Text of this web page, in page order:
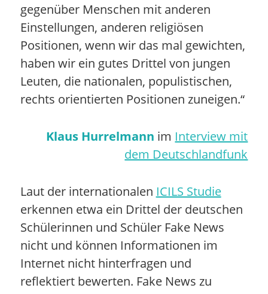
gegenüber Menschen mit anderen
Einstellungen, anderen religiösen
Positionen, wenn wir das mal gewichten,
haben wir ein gutes Drittel von jungen
Leuten, die nationalen, populistischen,
rechts orientierten Positionen zuneigen.“
Klaus Hurrelmann im Interview mit
dem Deutschlandfunk
Laut der internationalen ICILS Studie
erkennen etwa ein Drittel der deutschen
Schülerinnen und Schüler Fake News
nicht und können Informationen im
Internet nicht hinterfragen und
reflektiert bewerten. Fake News zu